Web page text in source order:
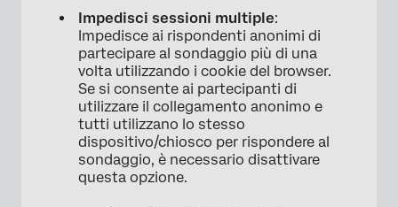
Impedisci sessioni multiple:
Impedisce ai rispondenti anonimi di
partecipare al sondaggio più di una
volta utilizzando i cookie del browser.
Se si consente ai partecipanti di
utilizzare il collegamento anonimo e
tutti utilizzano lo stesso
dispositivo/chiosco per rispondere al
sondaggio, è necessario disattivare
questa opzione.